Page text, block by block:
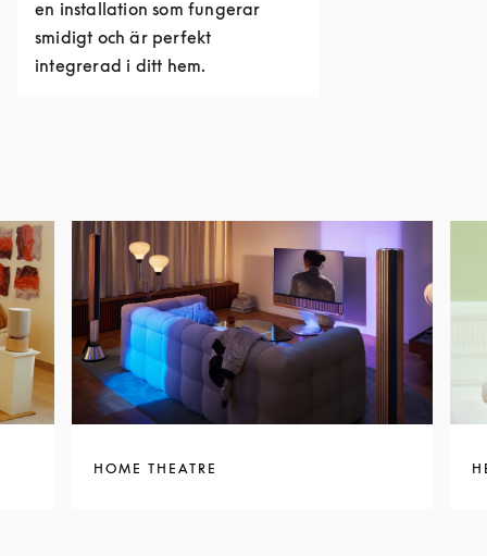
en installation som fungerar
smidigt och är perfekt
integrerad i ditt hem.
HOME THEATRE